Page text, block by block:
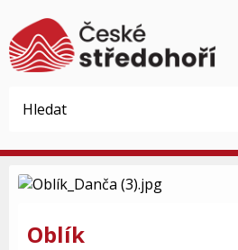
Oblík